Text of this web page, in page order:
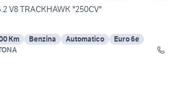
V8 TRACKHAWK "250CV"
Km Benzina Automatico
Euro 6e